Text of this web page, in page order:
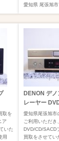
愛知県 尾張旭市
取を
ア
いた
用
DENON デ
レーヤー
愛知県尾張旭市
ご利用いただき
DVD/CD/SACD
買取をさせてい